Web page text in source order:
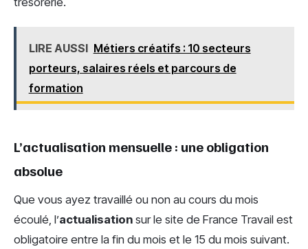
LIRE AUSSI Métiers créatifs : 10 secteurs
porteurs, salaires réels et parcours de
formation
L’actualisation mensuelle : une obligation
absolue
Que vous ayez travaillé ou non au cours du mois
écoulé, l’actualisation sur le site de France Travail est
obligatoire entre la fin du mois et le 15 du mois suivant.